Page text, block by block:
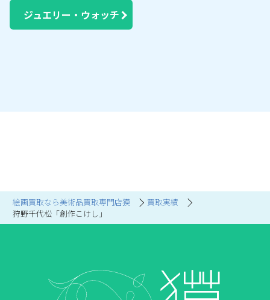
絵画買取なら美術品買取専門店獏
買取実績
狩野千代松「創作こけし」
ジュエリー・ウォッチ